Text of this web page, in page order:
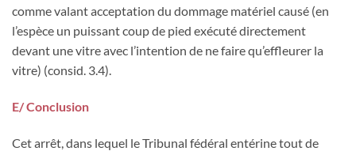
comme valant acceptation du dommage matériel causé (en
l’espèce un puissant coup de pied exécuté directement
devant une vitre avec l’intention de ne faire qu’effleurer la
vitre) (consid. 3.4).
E/ Conclusion
Cet arrêt, dans lequel le Tribunal fédéral entérine tout de